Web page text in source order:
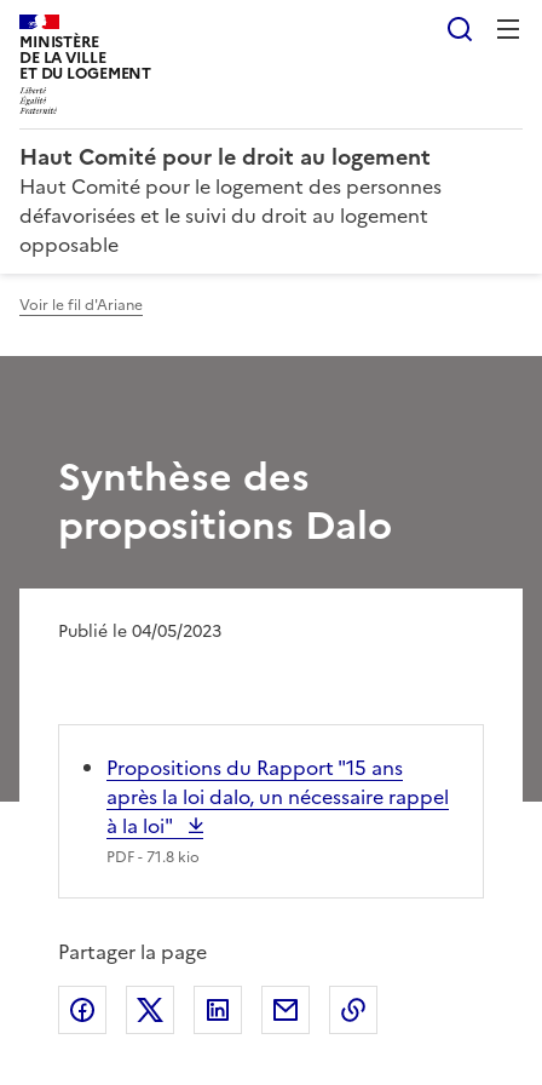
MINISTÈRE
DE LA VILLE
ET DU LOGEMENT
Haut Comité pour le droit au logement
Haut Comité pour le logement des personnes
défavorisées et le suivi du droit au logement
opposable
Voir le fil d'Ariane
Synthèse des
propositions Dalo
Publié le 04/05/2023
Propositions du Rapport "15 ans
après la loi dalo, un nécessaire rappel
à la loi"
PDF- 71.8 kio
Partager la page
Partager sur Facebook
Partager sur XPartager sur LinkedIn
Partager par email